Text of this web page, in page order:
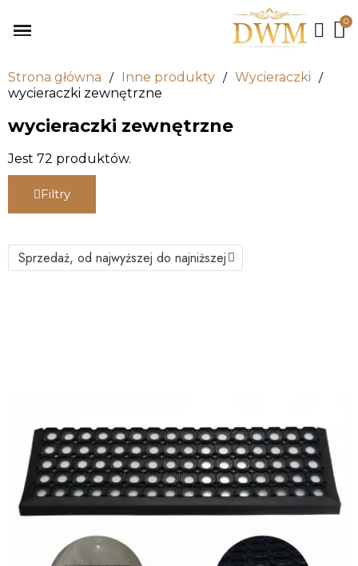
Strona główna Inne produkty
Wycieraczki
wycieraczki zewnętrzne
wycieraczki zewnętrzne
Jest 72 produktów.
Filtry